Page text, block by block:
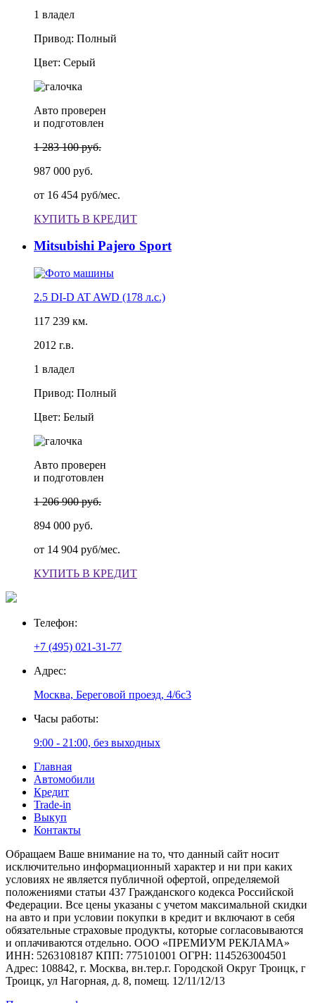
1 владел
Привод: Полный
Цвет: Серый
Авто проверен
и подготовлен
1 283 100 руб.
987 000 руб.
от 16 454 руб/мес.
КУПИТЬ В КРЕДИТ
Mitsubishi Pajero Sport
2.5 DI-D AT AWD (178 л.с.)
117 239 км.
2012 г.в.
1 владел
Привод: Полный
Цвет: Белый
Авто проверен
и подготовлен
1 206 900 руб.
894 000 руб.
от 14 904 руб/мес.
КУПИТЬ В КРЕДИТ
Телефон:
+7 (495) 021-31-77
Адрес:
Москва, Береговой проезд, 4/6с3
Часы работы:
9:00 - 21:00, без выходных
Главная
Автомобили
Кредит
Trade-in
Выкуп
Контакты
Обращаем Ваше внимание на то, что данный сайт носит
исключительно информационный характер и ни при каких
условиях не является публичной офертой, определяемой
положениями статьи 437 Гражданского кодекса Российской
Федерации. Все цены указаны с учетом максимальной скидки
на авто и при условии покупки в кредит и включают в себя
обязательные страховые продукты, которые согласовываются
и оплачиваются отдельно. ООО «ПРЕМИУМ РЕКЛАМА»
ИНН: 5263108187 КПП: 775101001 ОГРН: 1145263004501
Адрес: 108842, г. Москва, вн.тер.г. Городской Округ Троицк, г
Троицк, ул Нагорная, д. 8, помещ. 12/11/12/13